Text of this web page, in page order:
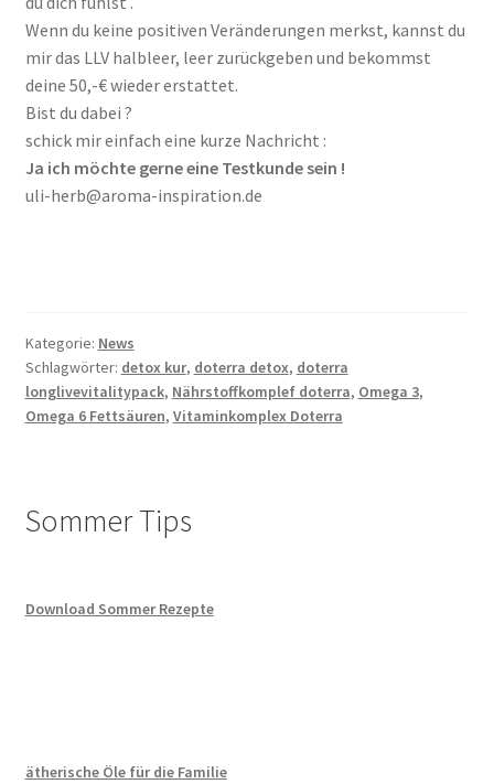
Wenn du keine positiven Veränderungen merkst, kannst du
mir das LLV halbleer, leer zurückgeben und bekommst
deine 50,-€ wieder erstattet.
Bist du dabei ?
schick mir einfach eine kurze Nachricht :
Ja ich möchte gerne eine Testkunde sein !
uli-herb@aroma-inspiration.de
Kategorie: News
Schlagwörter: detox kur, doterra detox, doterra
longlivevitalitypack, Nährstoffkomplef doterra, Omega 3,
Omega 6 Fettsäuren, Vitaminkomplex Doterra
Sommer Tips
Download Sommer Rezepte
ätherische Öle für die Familie